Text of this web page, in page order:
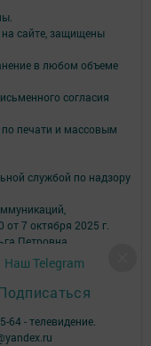
Наш Telegram
сайте, защищены
в любом объеме
согласия
по печати и массовым
службой по надзору
7 октября 2025 г.
Петровна
Татарстан,
34.
375-85-09 - отдел
64 - телевидение.